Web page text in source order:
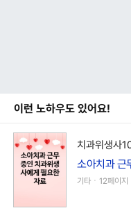
이런 노하우도 있어요!
치과위생사
소아치과 근
기타ㆍ12페이지